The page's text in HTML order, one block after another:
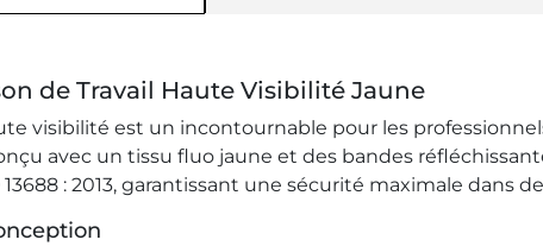
de Travail Haute Visibilité Jaune
visibilité est un incontournable pour les
avec un tissu fluo jaune et des bandes
13688 : 2013, garantissant une sécurité maximale dans